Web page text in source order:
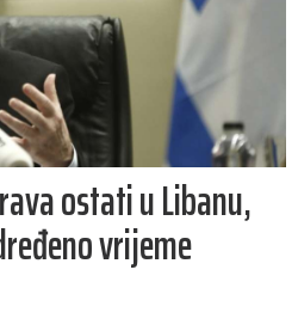
ostati u Libanu,
vrijeme